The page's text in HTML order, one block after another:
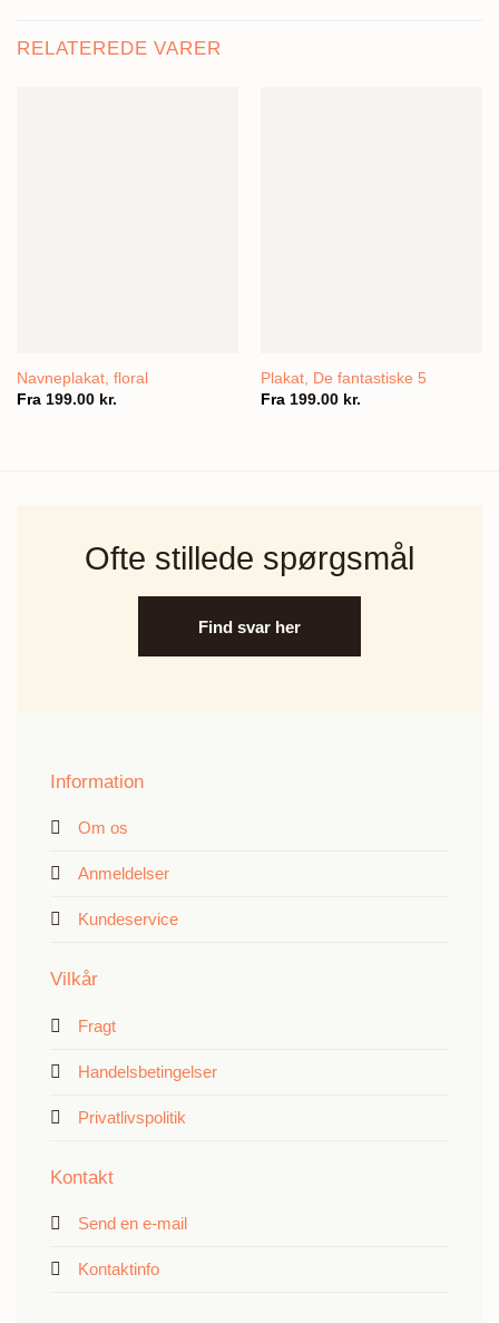
RELATEREDE VARER
Navneplakat, floral
Fra 199.00 kr.
Plakat, De fantastiske 5
Fra 199.00 kr.
Ofte stillede spørgsmål
Find svar her
Information
Om os
Anmeldelser
Kundeservice
Vilkår
Fragt
Handelsbetingelser
Privatlivspolitik
Kontakt
Send en e-mail
Kontaktinfo